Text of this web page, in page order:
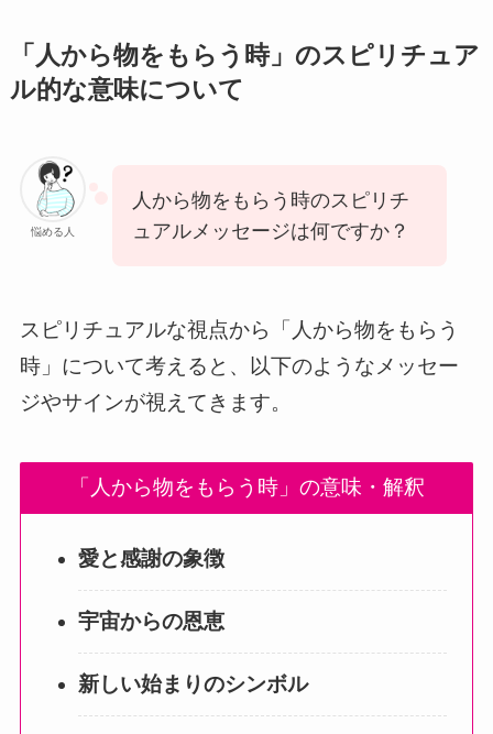
「人から物をもらう時」のスピリチュア
ル的な意味について
悩める人
人から物をもらう時のスピリチ
ュアルメッセージは何ですか？
スピリチュアルな視点から「人から物をもらう
時」について考えると、以下のようなメッセー
ジやサインが視えてきます。
「人から物をもらう時」の意味・解釈
愛と感謝の象徴
宇宙からの恩恵
新しい始まりのシンボル